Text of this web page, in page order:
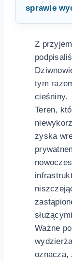
sprawie
Z
tym
cieśniny.
Teren,
zyska
Ważne
oznacza,